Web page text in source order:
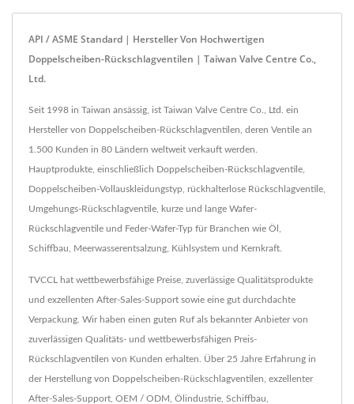
API / ASME Standard | Hersteller Von Hochwertigen
Doppelscheiben-Rückschlagventilen | Taiwan Valve Centre Co.,
Ltd.
Seit 1998 in Taiwan ansässig, ist Taiwan Valve Centre Co., Ltd. ein
Hersteller von Doppelscheiben-Rückschlagventilen, deren Ventile an
1.500 Kunden in 80 Ländern weltweit verkauft werden.
Hauptprodukte, einschließlich Doppelscheiben-Rückschlagventile,
Doppelscheiben-Vollauskleidungstyp, rückhalterlose Rückschlagventile,
Umgehungs-Rückschlagventile, kurze und lange Wafer-
Rückschlagventile und Feder-Wafer-Typ für Branchen wie Öl,
Schiffbau, Meerwasserentsalzung, Kühlsystem und Kernkraft.
TVCCL hat wettbewerbsfähige Preise, zuverlässige Qualitätsprodukte
und exzellenten After-Sales-Support sowie eine gut durchdachte
Verpackung. Wir haben einen guten Ruf als bekannter Anbieter von
zuverlässigen Qualitäts- und wettbewerbsfähigen Preis-
Rückschlagventilen von Kunden erhalten. Über 25 Jahre Erfahrung in
der Herstellung von Doppelscheiben-Rückschlagventilen, exzellenter
After-Sales-Support, OEM / ODM, Ölindustrie, Schiffbau,